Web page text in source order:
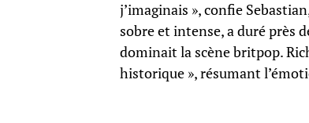
j’imaginais », confie
sobre et intense, a duré près
dominait la scène britpop.
historique », résumant